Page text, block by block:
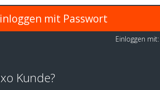
Einloggen
Kunde?